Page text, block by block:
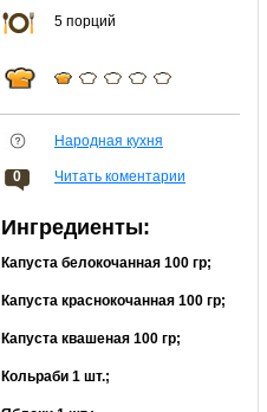
5 порций
Народная кухня
0 Читать коментарии
Ингредиенты:
Капуста белокочанная 100 гр;
Капуста краснокочанная 100 гр;
Капуста квашеная 100 гр;
Кольраби 1 шт.;